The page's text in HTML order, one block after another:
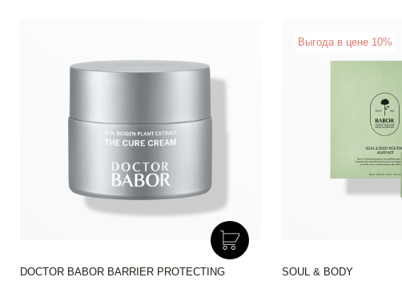
DOCTOR BABOR BARRIER PROTECTING
Выгода в цене 10%
SOUL & BODY